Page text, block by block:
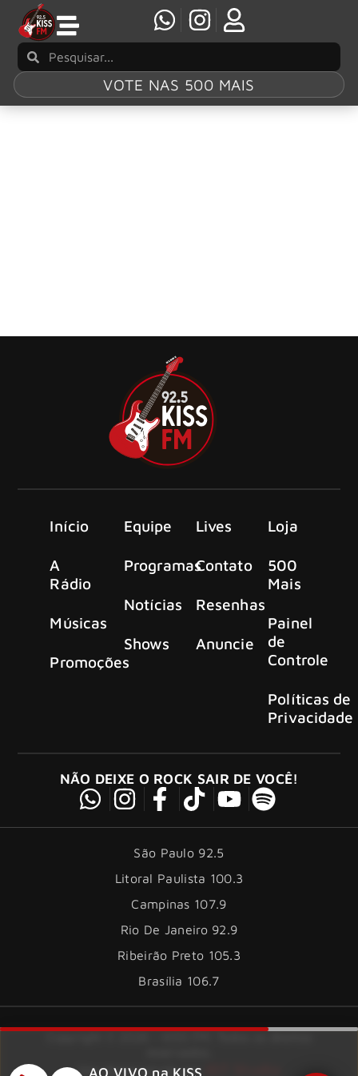
VOTE NAS 500 MAIS
Início
A
Rádio
Músicas
Promoções
Equipe
Programas
Notícias
Shows
Lives
Contato
Resenhas
Anuncie
Loja
500
Mais
Painel
de
Controle
Políticas de
Privacidade
NÃO DEIXE O ROCK SAIR DE VOCÊ!
São Paulo 92.5
Litoral Paulista 100.3
Campinas 107.9
Rio De Janeiro 92.9
Ribeirão Preto 105.3
Brasília 106.7
Site desenvolvido por
AO VIVO na KISS